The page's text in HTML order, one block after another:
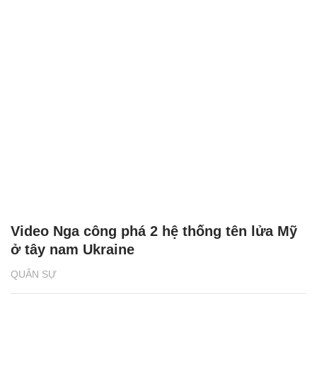
QUÂN SỰ
Video Nga công phá 2 hệ thống tên lửa Mỹ
ở tây nam Ukraine